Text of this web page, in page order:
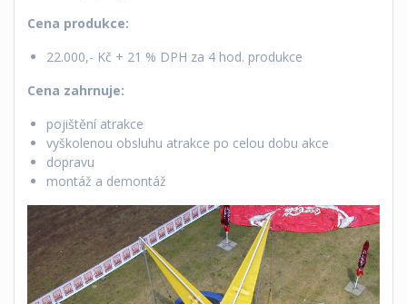
Cena produkce:
22.000,- Kč + 21 % DPH za 4 hod. produkce
Cena zahrnuje:
pojištění atrakce
vyškolenou obsluhu atrakce po celou dobu akce
dopravu
montáž a demontáž